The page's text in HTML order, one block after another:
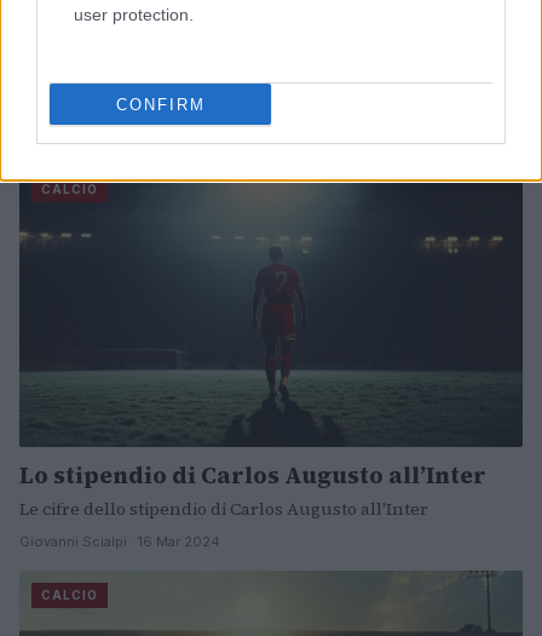
user protection.
CONFIRM
Le cifre dello stipendio di Koffi Djidji al Torino
CALCIO
Lo stipendio di Carlos Augusto all’Inter
Le cifre dello stipendio di Carlos Augusto all'Inter
Giovanni Scialpi · 16 Mar 2024
CALCIO